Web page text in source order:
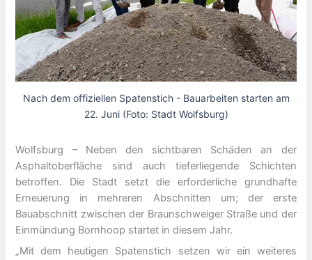
Nach dem offiziellen Spatenstich - Bauarbeiten starten am
22. Juni (Foto: Stadt Wolfsburg)
Wolfsburg – Neben den sichtbaren Schäden an der
Asphaltoberfläche sind auch tieferliegende Schichten
betroffen. Die Stadt setzt die erforderliche grundhafte
Erneuerung in mehreren Abschnitten um; der erste
Bauabschnitt zwischen der Braunschweiger Straße und der
Einmündung Bornhoop startet in diesem Jahr.
„Mit dem heutigen Spatenstich setzen wir ein weiteres